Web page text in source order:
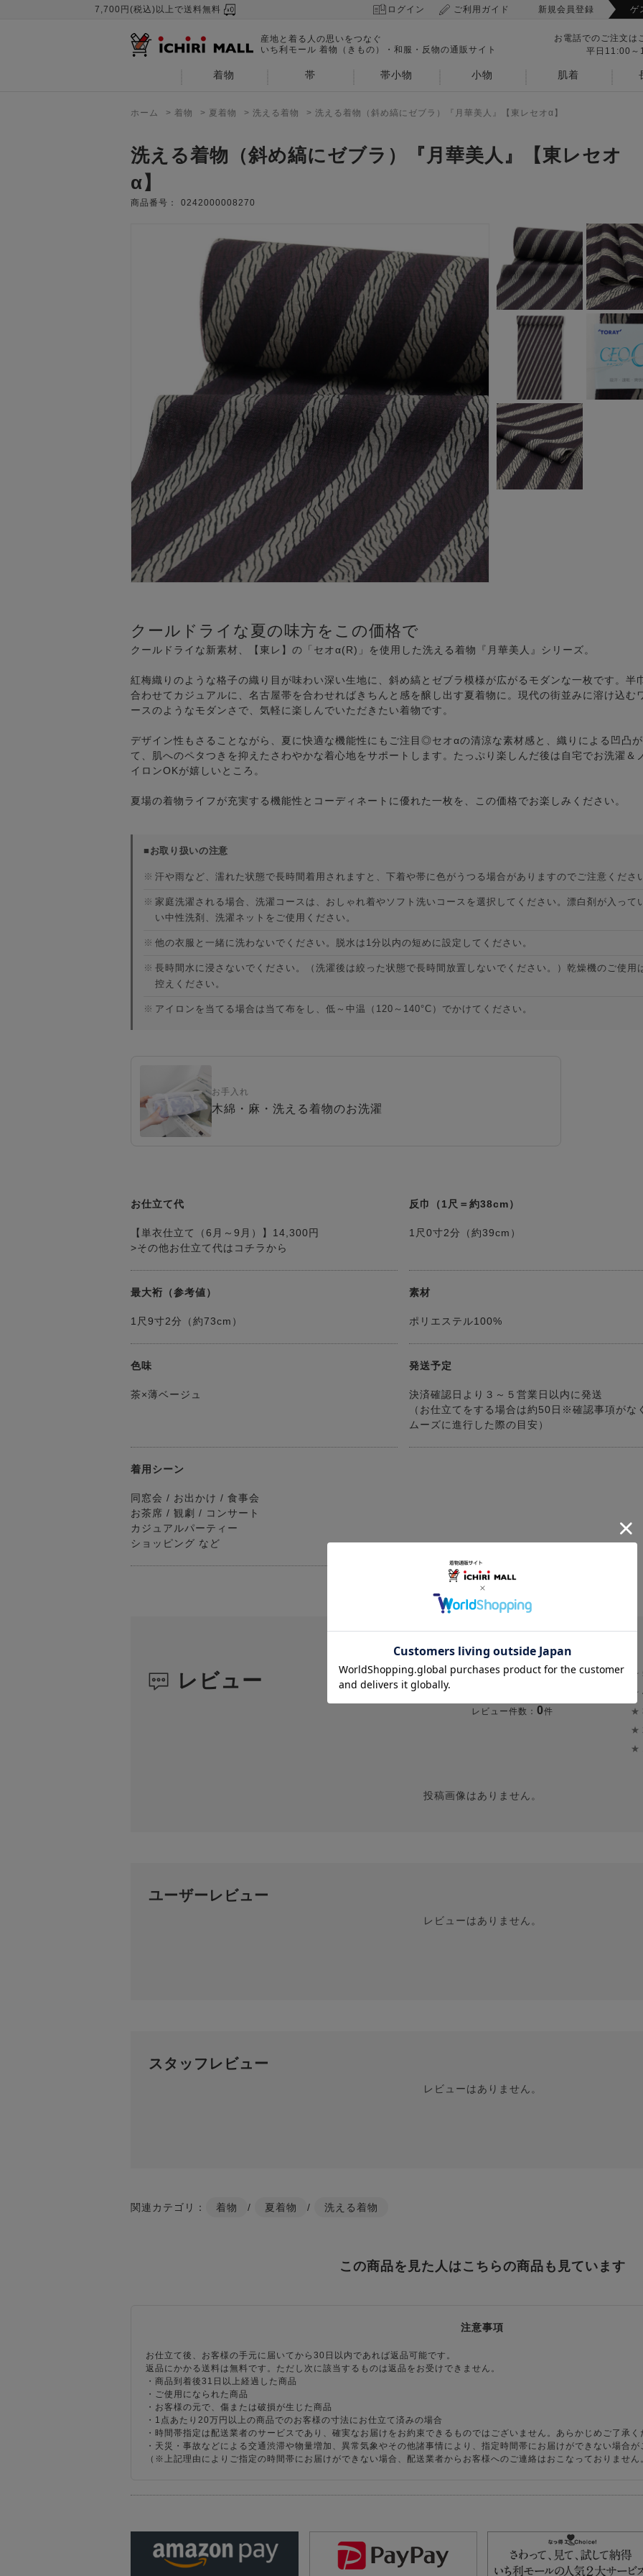
7,700円(税込)以上で送料無料 ログイン ご利用ガイド 新規会員登録 ゲ
産地と着る人の思いをつなぐ
いち利モール 着物（きもの）・和服・反物の通販サイト
お電話でのご注文は
平日11:00～
着物 帯 帯小物 小物 肌着
ホーム > 着物 > 夏着物 > 洗える着物 > 洗える着物（斜め縞にゼブラ）『月華美人』【東レセオα】
洗える着物（斜め縞にゼブラ）『月華美人』【東レセオ
α】
商品番号： 0242000008270
クールドライな夏の味方をこの価格で
クールドライな新素材、【東レ】の「セオα(R)」を使用した洗える着物『月華美人』シリーズ。
紅梅織りのような格子の織り目が味わい深い生地に、斜め縞とゼブラ模様が広がるモダンな一枚です。半
合わせてカジュアルに、名古屋帯を合わせればきちんと感を醸し出す夏着物に。現代の街並みに溶け込む
ースのようなモダンさで、気軽に楽しんでいただきたい着物です。
デザイン性もさることながら、夏に快適な機能性にもご注目◎セオαの清涼な素材感と、織りによる凹凸
て、肌へのペタつきを抑えたさわやかな着心地をサポートします。たっぷり楽しんだ後は自宅でお洗濯＆
イロンOKが嬉しいところ。
夏場の着物ライフが充実する機能性とコーディネートに優れた一枚を、この価格でお楽しみください。
■お取り扱いの注意
※ 汗や雨など、濡れた状態で長時間着用されますと、下着や帯に色がうつる場合がありますのでご注意くださ
※ 家庭洗濯される場合、洗濯コースは、おしゃれ着やソフト洗いコースを選択してください。漂白剤が入って
い中性洗剤、洗濯ネットをご使用ください。
※ 他の衣服と一緒に洗わないでください。脱水は1分以内の短めに設定してください。
※ 長時間水に浸さないでください。（洗濯後は絞った状態で長時間放置しないでください。）乾燥機のご使用
控えください。
※ アイロンを当てる場合は当て布をし、低～中温（120～140°C）でかけてください。
お手入れ
木綿・麻・洗える着物のお洗濯
お仕立て代
【単衣仕立て（6月～9月）】14,300円
>その他お仕立て代はコチラから
反巾（1尺＝約38cm）
1尺0寸2分（約39cm）
最大裄（参考値）
1尺9寸2分（約73cm）
素材
ポリエステル100%
色味
茶×薄ベージュ
発送予定
決済確認日より３～５営業日以内に発送
（お仕立てをする場合は約50日※確認事項がな
ムーズに進行した際の目安）
着用シーン
同窓会 / お出かけ / 食事会
お茶席 / 観劇 / コンサート
カジュアルパーティー
ショッピング など
レビュー 0.0
レビュー件数： 0件
★
★
★
★
★
投稿画像はありません。
ユーザーレビュー
レビューはありません。
スタッフレビュー
レビューはありません。
関連カテゴリ： 着物 / 夏着物 / 洗える着物
この商品を見た人はこちらの商品も見ています
注意事項
お仕立て後、お客様の手元に届いてから30日以内であれば返品可能です。
返品にかかる送料は無料です。ただし次に該当するものは返品をお受けできません。
・商品到着後31日以上経過した商品
・ご使用になられた商品
・お客様の元で、傷または破損が生じた商品
・1点あたり20万円以上の商品でのお客様の寸法にお仕立て済みの場合
・時間帯指定は配送業者のサービスであり、確実なお届けをお約束できるものではございません。あらかじめご了承く
・天災・事故などによる交通渋滞や物量増加、異常気象やその他諸事情により、指定時間帯にお届けができない場合
（※上記理由によりご指定の時間帯にお届けができない場合、配送業者からお客様へのご連絡はおこなっておりません